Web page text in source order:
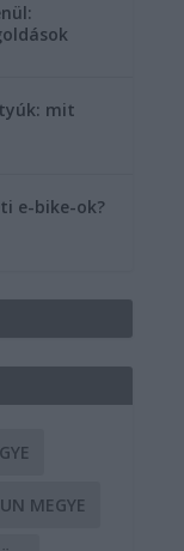
mit
e-bike-ok?
MEGYE